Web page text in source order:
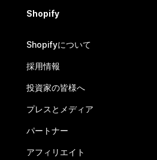
Shopify
Shopifyについて
採用情報
投資家の皆様へ
プレスとメディア
パートナー
アフィリエイト